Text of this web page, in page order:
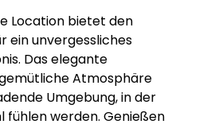
Location bietet den
ein unvergessliches
Das elegante
Atmosphäre
Umgebung, in der
fühlen werden. Genießen